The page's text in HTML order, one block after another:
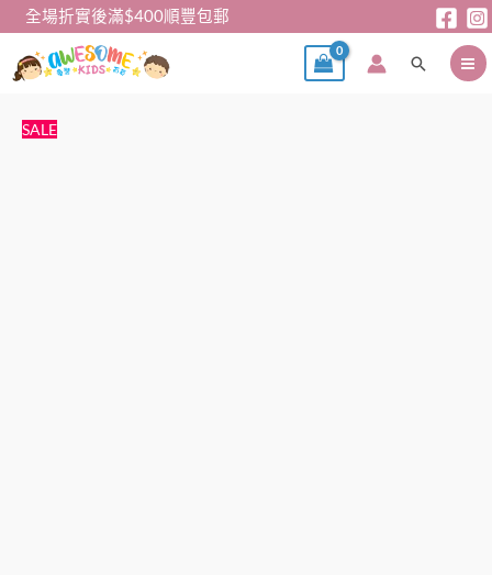
全場折實後滿$400順豐包郵
搜
SALE
連